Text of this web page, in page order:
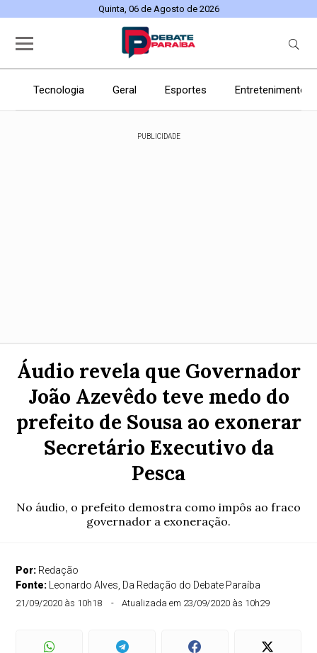
Quinta, 06 de Agosto de 2026
Tecnologia Geral Esportes Entretenimento
PUBLICIDADE
Áudio revela que Governador
João Azevêdo teve medo do
prefeito de Sousa ao exonerar
Secretário Executivo da
Pesca
No áudio, o prefeito demostra como impôs ao fraco
governador a exoneração.
Por: Redação
Fonte:
Leonardo Alves, Da Redação do Debate Paraíba
21/09/2020 às 10h18 Atualizada em 23/09/2020 às 10h29